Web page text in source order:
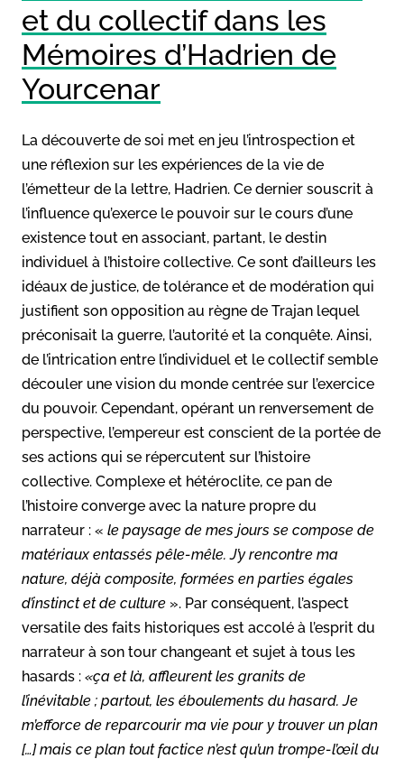
et du collectif dans les
Mémoires d’Hadrien de
Yourcenar
La découverte de soi met en jeu l’introspection et
une réflexion sur les expériences de la vie de
l’émetteur de la lettre, Hadrien. Ce dernier souscrit à
l’influence qu’exerce le pouvoir sur le cours d’une
existence tout en associant, partant, le destin
individuel à l’histoire collective. Ce sont d’ailleurs les
idéaux de justice, de tolérance et de modération qui
justifient son opposition au règne de Trajan lequel
préconisait la guerre, l’autorité et la conquête. Ainsi,
de l’intrication entre l’individuel et le collectif semble
découler une vision du monde centrée sur l’exercice
du pouvoir. Cependant, opérant un renversement de
perspective, l’empereur est conscient de la portée de
ses actions qui se répercutent sur l’histoire
collective. Complexe et hétéroclite, ce pan de
l’histoire converge avec la nature propre du
narrateur : « le paysage de mes jours se compose de
matériaux entassés pêle-mêle. J’y rencontre ma
nature, déjà composite, formées en parties égales
d’instinct et de culture ». Par conséquent, l’aspect
versatile des faits historiques est accolé à l’esprit du
narrateur à son tour changeant et sujet à tous les
hasards : «ça et là, affleurent les granits de
l’inévitable ; partout, les éboulements du hasard. Je
m’efforce de reparcourir ma vie pour y trouver un plan
[…] mais ce plan tout factice n’est qu’un trompe-l’œil du